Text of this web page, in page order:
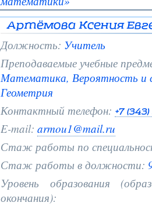
Артёмова Ксения
Должность: Учитель
Преподаваемые учебные
Математика, Вероятность и
Геометрия
Контактный телефон: +7
E-mail: armou1@mail.ru
Стаж работы по
Стаж работы в должности:
Уровень образования
окончания):